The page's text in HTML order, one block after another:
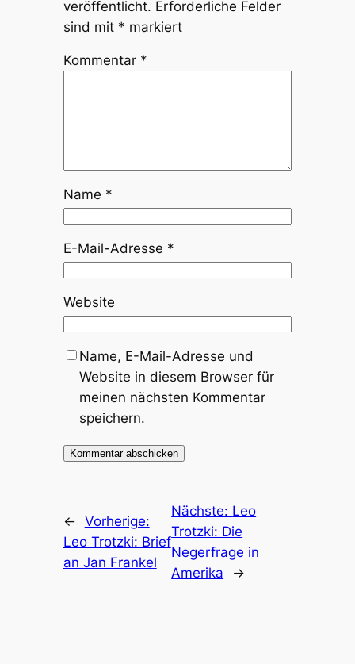
veröffentlicht. Erforderliche Felder
sind mit * markiert
Kommentar *
Name *
E-Mail-Adresse *
Website
Name, E-Mail-Adresse und
Website in diesem Browser für
meinen nächsten Kommentar
speichern.
← Vorherige:
Leo Trotzki: Brief
an Jan Frankel
Nächste: Leo
Trotzki: Die
Negerfrage in
Amerika
→